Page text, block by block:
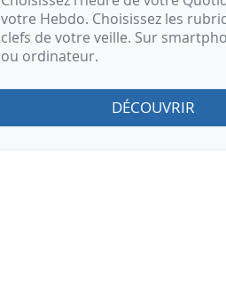
votre Hebdo. Choisissez les
clefs de votre veille. Sur
ou ordinateur.
DÉCOUVRIR